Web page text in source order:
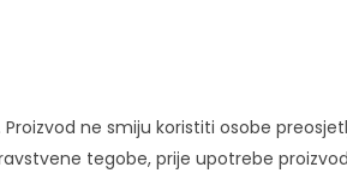
ne smiju koristiti osobe
tegobe, prije upotrebe